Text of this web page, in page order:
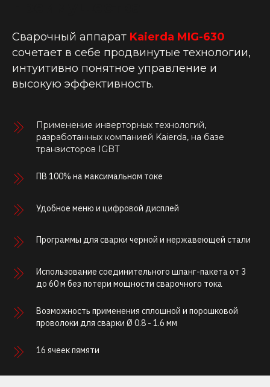
Сварочный аппарат Kaierda MIG-630
сочетает в себе продвинутые технологии,
интуитивно понятное управление и
высокую эффективность.
Применение инверторных технологий,
разработанных компанией Kaierda, на базе
транзисторов IGBT
ПВ 100% на максимальном токе
Удобное меню и цифровой дисплей
Программы для сварки черной и нержавеющей стали
Использование соединительного шланг-пакета от 3
до 60 м без потери мощности сварочного тока
Возможность применения сплошной и порошковой
проволоки для сварки Ø 0.8 - 1.6 мм
16 ячеек пямяти